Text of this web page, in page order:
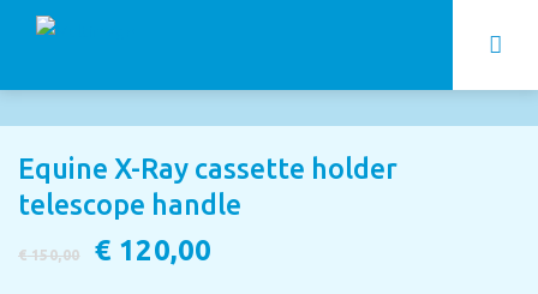
Equine X-Ray cassette holder
telescope handle
€150,00
Il
€ 120,00